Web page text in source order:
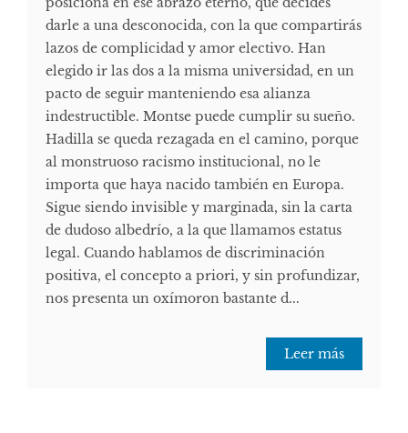
darle a una desconocida, con la que compartirás
lazos de complicidad y amor electivo. Han
elegido ir las dos a la misma universidad, en un
pacto de seguir manteniendo esa alianza
indestructible. Montse puede cumplir su sueño.
Hadilla se queda rezagada en el camino, porque
al monstruoso racismo institucional, no le
importa que haya nacido también en Europa.
Sigue siendo invisible y marginada, sin la carta
de dudoso albedrío, a la que llamamos estatus
legal. Cuando hablamos de discriminación
positiva, el concepto a priori, y sin profundizar,
nos presenta un oxímoron bastante d...
Leer más